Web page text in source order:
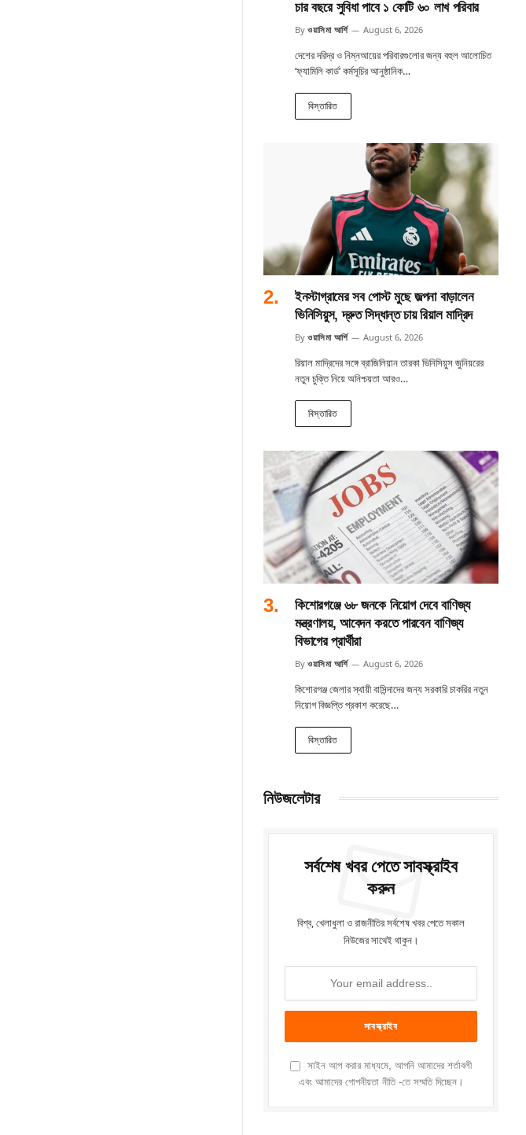
চার বছরে সুবিধা পাবে ১ কোটি ৬০ লাখ পরিবার
By ওয়াসিমা আর্শি August 6, 2026
দেশের দরিদ্র ও নিম্নআয়ের পরিবারগুলোর জন্য বহুল আলোচিত
‘ফ্যামিলি কার্ড’ কর্মসূচির আনুষ্ঠানিক…
বিস্তারিত
ইনস্টাগ্রামের সব পোস্ট মুছে জল্পনা বাড়ালেন
ভিনিসিয়ুস, দ্রুত সিদ্ধান্ত চায় রিয়াল মাদ্রিদ
By ওয়াসিমা আর্শি August 6, 2026
রিয়াল মাদ্রিদের সঙ্গে ব্রাজিলিয়ান তারকা ভিনিসিয়ুস জুনিয়রের
নতুন চুক্তি নিয়ে অনিশ্চয়তা আরও…
বিস্তারিত
কিশোরগঞ্জে ৬৮ জনকে নিয়োগ দেবে বাণিজ্য
মন্ত্রণালয়, আবেদন করতে পারবেন বাণিজ্য
বিভাগের প্রার্থীরা
By ওয়াসিমা আর্শি August 6, 2026
কিশোরগঞ্জ জেলার স্থায়ী বাসিন্দাদের জন্য সরকারি চাকরির নতুন
নিয়োগ বিজ্ঞপ্তি প্রকাশ করেছে…
বিস্তারিত
নিউজলেটার
সর্বশেষ খবর পেতে সাবস্ক্রাইব
করুন
বিশ্ব, খেলাধুলা ও রাজনীতির সর্বশেষ খবর পেতে সকাল
নিউজের সাথেই থাকুন।
সাইন আপ করার মাধ্যমে, আপনি আমাদের শর্তাবলী
এবং আমাদের গোপনীয়তা নীতি -তে সম্মতি দিচ্ছেন।